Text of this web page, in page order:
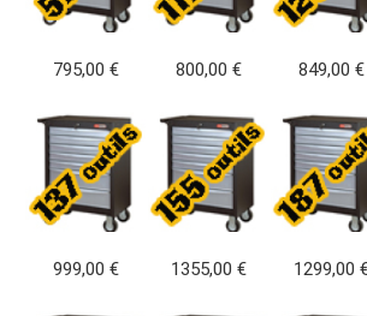
795,00 € 800,00 € 849,00 €
999,00 € 1355,00 € 1299,00